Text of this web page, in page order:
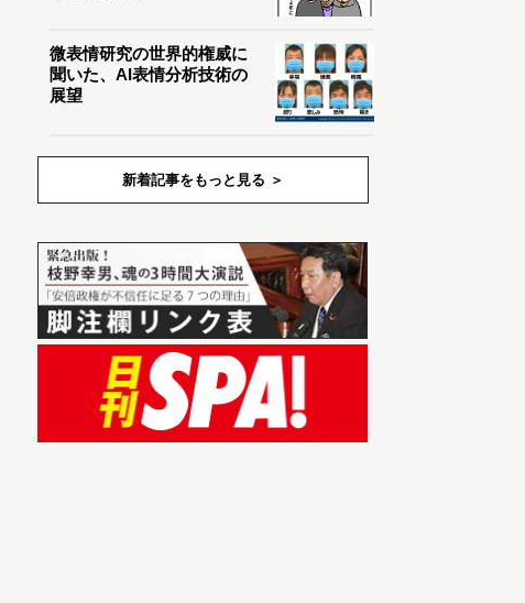
微表情研究の世界的権威に
聞いた、AI表情分析技術の
展望
新着記事をもっと見る